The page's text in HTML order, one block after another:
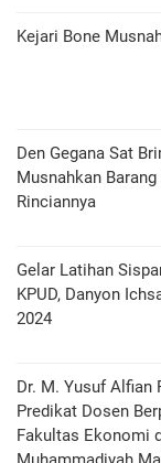
Kejari Bone
Den Gegana Sat
Musnahkan
Rinciannya
Gelar Latihan
KPUD, Danyon
2024
Dr. M. Yusuf Alfian
Predikat Dosen
Fakultas Ekonomi